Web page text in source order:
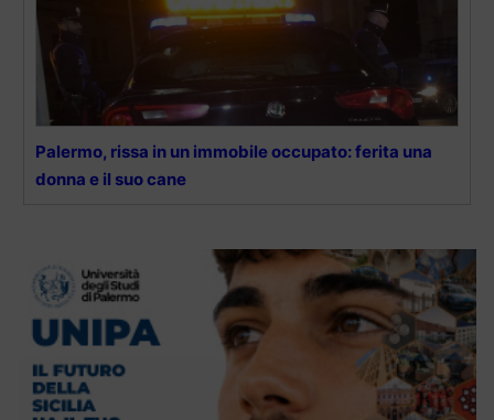
Palermo, rissa in un immobile occupato: ferita una
donna e il suo cane